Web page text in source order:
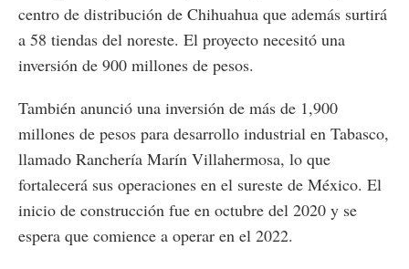
centro de distribución de Chihuahua que además surtirá
a 58 tiendas del noreste. El proyecto necesitó una
inversión de 900 millones de pesos.
También anunció una inversión de más de 1,900
millones de pesos para desarrollo industrial en Tabasco,
llamado Ranchería Marín Villahermosa, lo que
fortalecerá sus operaciones en el sureste de México. El
inicio de construcción fue en octubre del 2020 y se
espera que comience a operar en el 2022.